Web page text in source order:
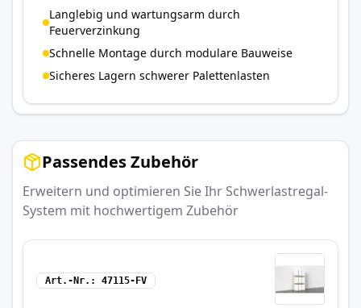
Langlebig und wartungsarm durch
Feuerverzinkung
Schnelle Montage durch modulare Bauweise
Sicheres Lagern schwerer Palettenlasten
Passendes Zubehör
Erweitern und optimieren Sie Ihr Schwerlastregal-
System mit hochwertigem Zubehör
Art.-Nr. 47115-FV